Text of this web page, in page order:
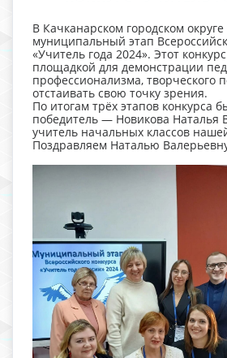
В Качканарском городском
муниципальный этап
«Учитель года 2024». Этот
площадкой для демонстрации
профессионализма, творческого
отстаивать свою точку зрения.
По итогам трёх этапов конкурса
победитель — Новикова Наталья
учитель начальных классов
Поздравляем Наталью